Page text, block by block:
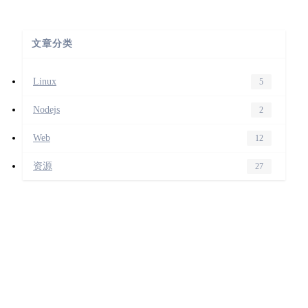
文章分类
Linux 5
Nodejs 2
Web 12
资源 27